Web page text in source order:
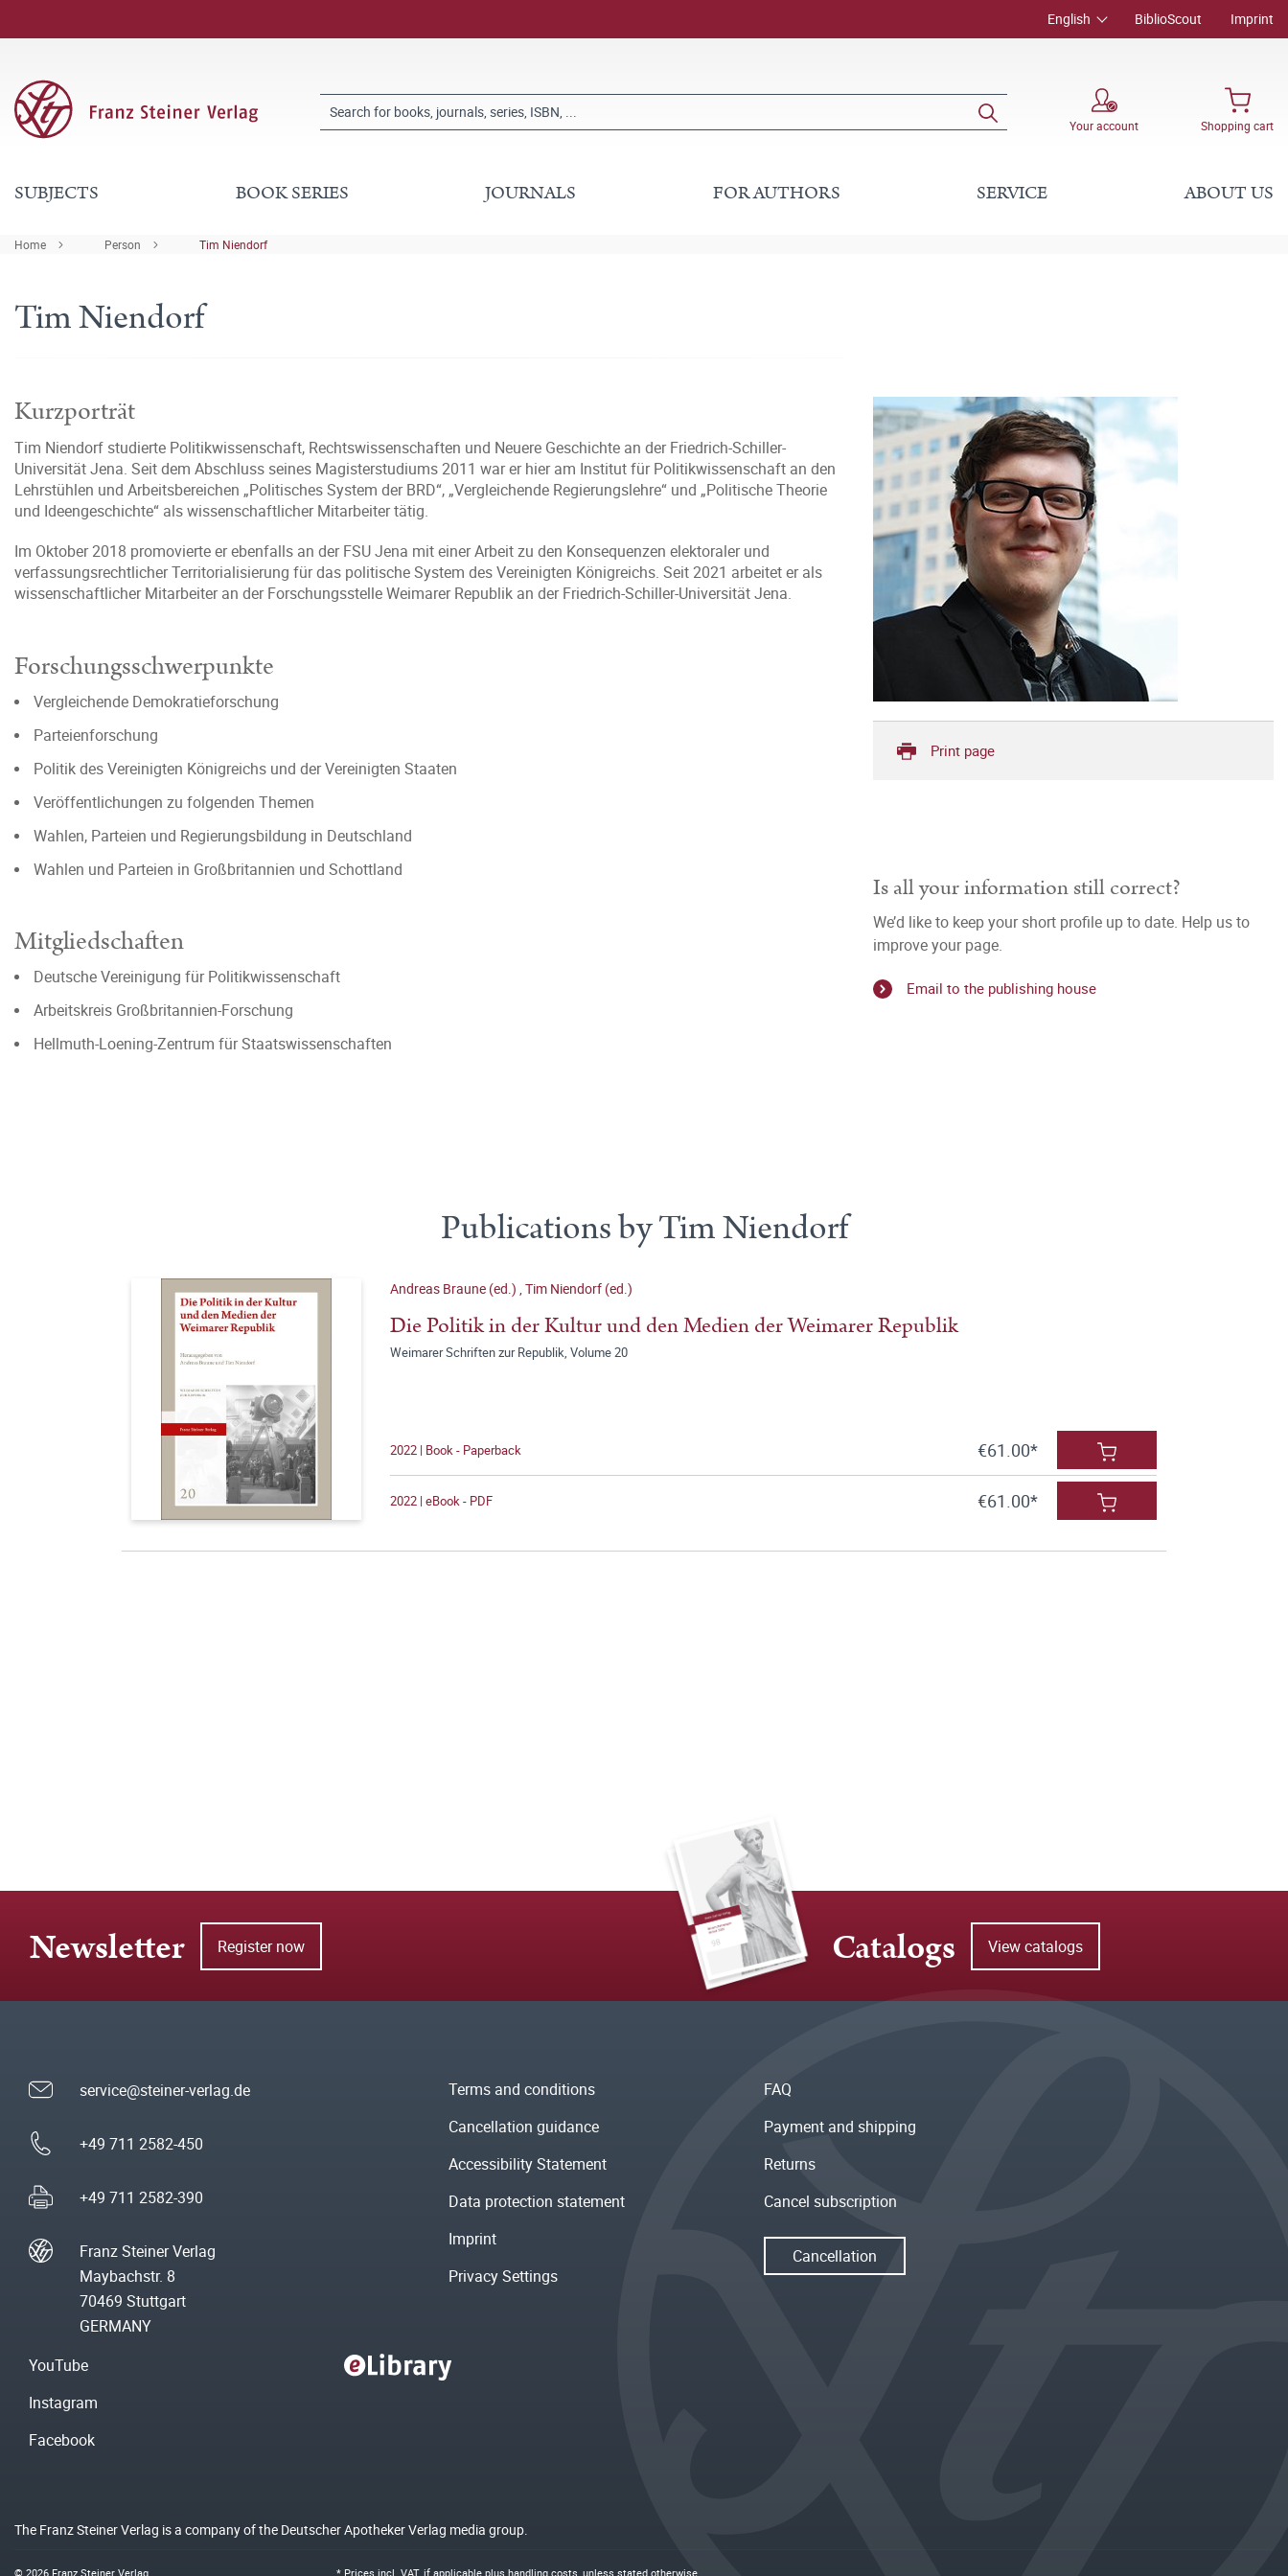
English BiblioScout Imprint
Your account Shopping cart
SUBJECTS BOOK SERIES JOURNALS FOR AUTHORS SERVICE ABOUT US
Home Person Tim Niendorf
Tim Niendorf
Kurzporträt
Tim Niendorf studierte Politikwissenschaft, Rechtswissenschaften und Neuere Geschichte an der Friedrich-Schiller-
Universität Jena. Seit dem Abschluss seines Magisterstudiums 2011 war er hier am Institut für Politikwissenschaft an den
Lehrstühlen und Arbeitsbereichen „Politisches System der BRD“, „Vergleichende Regierungslehre“ und „Politische Theorie
und Ideengeschichte“ als wissenschaftlicher Mitarbeiter tätig.
Im Oktober 2018 promovierte er ebenfalls an der FSU Jena mit einer Arbeit zu den Konsequenzen elektoraler und
verfassungsrechtlicher Territorialisierung für das politische System des Vereinigten Königreichs. Seit 2021 arbeitet er als
wissenschaftlicher Mitarbeiter an der Forschungsstelle Weimarer Republik an der Friedrich-Schiller-Universität Jena.
Forschungsschwerpunkte
Vergleichende Demokratieforschung
Parteienforschung
Politik des Vereinigten Königreichs und der Vereinigten Staaten
Veröffentlichungen zu folgenden Themen
Wahlen, Parteien und Regierungsbildung in Deutschland
Wahlen und Parteien in Großbritannien und Schottland
Mitgliedschaften
Deutsche Vereinigung für Politikwissenschaft
Arbeitskreis Großbritannien-Forschung
Hellmuth-Loening-Zentrum für Staatswissenschaften
Print page
Is all your information still correct?
We’d like to keep your short profile up to date. Help us to
improve your page.
Email to the publishing house
Publications by Tim Niendorf
Andreas Braune (ed.) ,Tim Niendorf (ed.)
Die Politik in der Kultur und den Medien der Weimarer Republik
Weimarer Schriften zur Republik, Volume 20
2022 | Book - Paperback €61.00*
2022 | eBook - PDF €61.00*
Newsletter Register now Catalogs View catalogs
service@steiner-verlag.de
+49 711 2582-450
+49 711 2582-390
Franz Steiner Verlag
Maybachstr. 8
70469 Stuttgart
GERMANY
Terms and conditions
Cancellation guidance
Accessibility Statement
Data protection statement
Imprint
Privacy Settings
FAQ
Payment and shipping
Returns
Cancel subscription
Cancellation
YouTube
Instagram
Facebook
The Franz Steiner Verlag is a company of the Deutscher Apotheker Verlag media group.
* Prices incl. VAT, if applicable plus handling costs , unless stated otherwise.
© 2026 Franz Steiner Verlag